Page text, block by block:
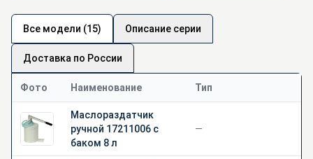
Все модели (15) Описание серии
Доставка по России
Фото Наименование Тип
Маслораздатчик
ручной 17211006 с
баком 8 л
—